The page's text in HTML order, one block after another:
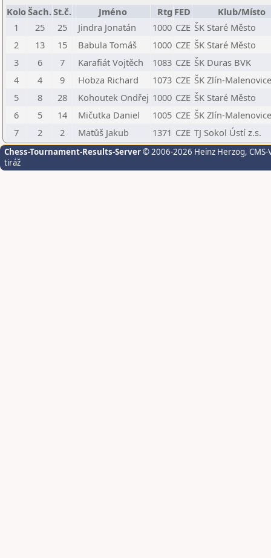
KoloŠach.St.č. Jméno Rtg FED
Klub/Místo
1
25 25 Jindra Jonatán 1000 CZE ŠK Staré Město
2
13 15 Babula Tomáš 1000 CZE ŠK Staré Město
3
6 7 Karafiát Vojtěch 1083 CZE ŠK Duras BVK
4
4 9 Hobza Richard 1073 CZE ŠK Zlín-
5
8 28 Kohoutek Ondřej 1000 CZE ŠK Staré Město
6
5 14 Mičutka Daniel 1005 CZE ŠK Zlín-
7
2 2 Matůš Jakub 1371 CZE TJ Sokol Ústí z.s.
Chess-Tournament-Results-Server© 2006-2026 Heinz Herzog,
tiráž